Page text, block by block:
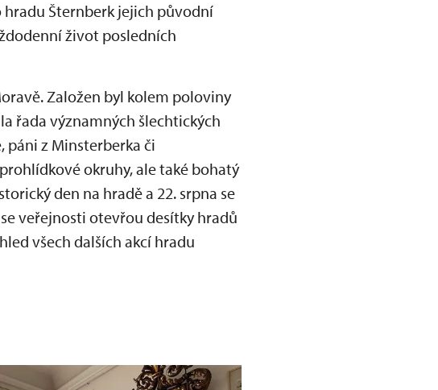
Šternberk jejich původní
život posledních
Založen byl kolem poloviny
řada významných šlechtických
páni z Minsterberka či
okruhy, ale také bohatý
den na hradě a 22. srpna se
veřejnosti otevřou desítky hradů
všech dalších akcí hradu